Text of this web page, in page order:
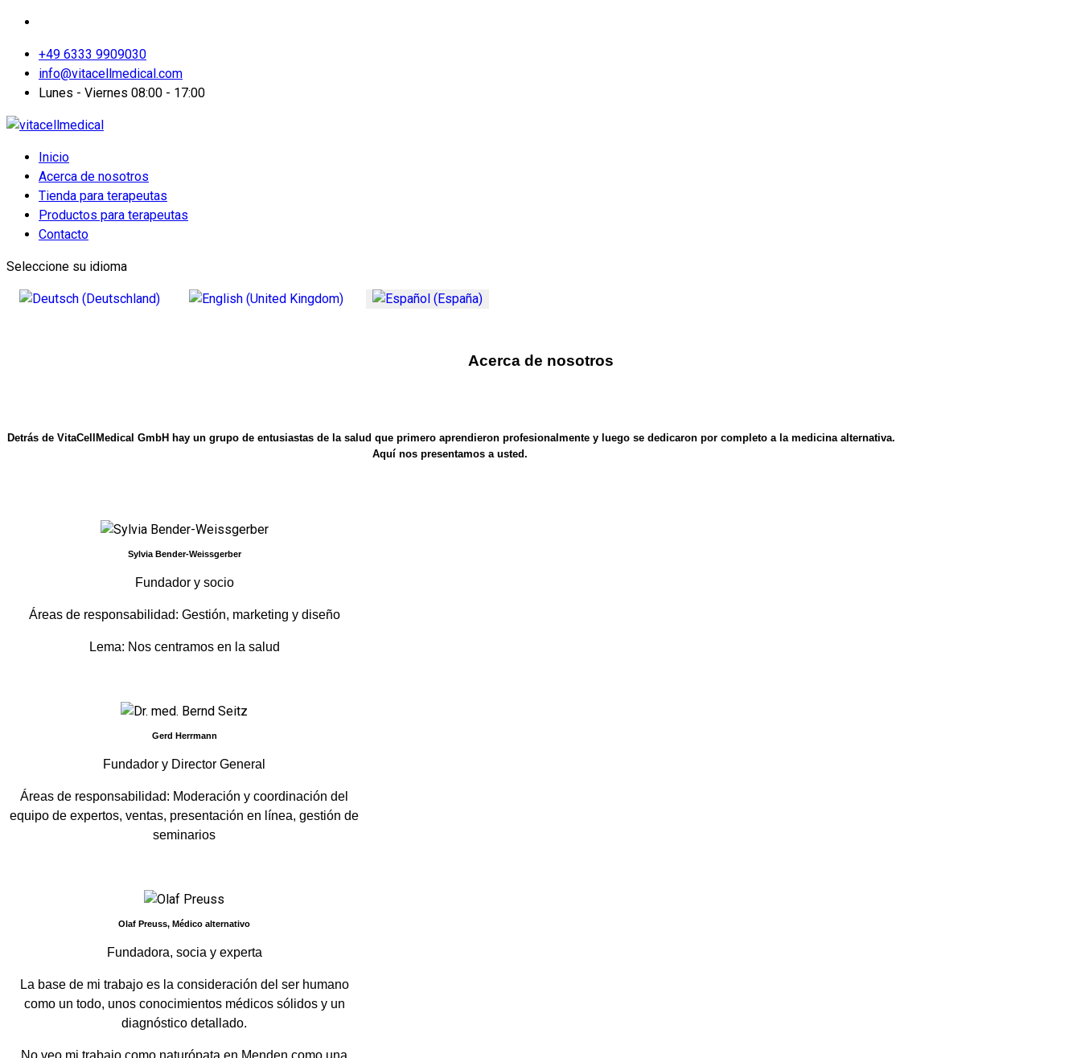
+49 6333 9909030
info@vitacellmedical.com
Lunes - Viernes 08:00 - 17:00
Inicio
Acerca de nosotros
Tienda para terapeutas
Productos para terapeutas
Contacto
Seleccione su idioma
Acerca de nosotros
Detrás deVitaCellMedical GmbH hay un grupo de entusiastas de la salud que primero aprendieron profesionalmente y luego se dedicaron por completo a la medicina alternativa.
Aquí nos presentamos a usted.
Sylvia Bender-Weissgerber
Fundador y socio
Áreas de responsabilidad: Gestión, marketing y diseño
Lema: Nos centramos en la salud
Gerd Herrmann
Fundador y Director General
Áreas de responsabilidad: Moderación y coordinación del
equipo de expertos, ventas, presentación en línea, gestión de
seminarios
Olaf Preuss, Médico alternativo
Fundadora, socia y experta
La base de mi trabajo es la consideración del ser humano
como un todo, unos conocimientos médicos sólidos y un
diagnóstico detallado.